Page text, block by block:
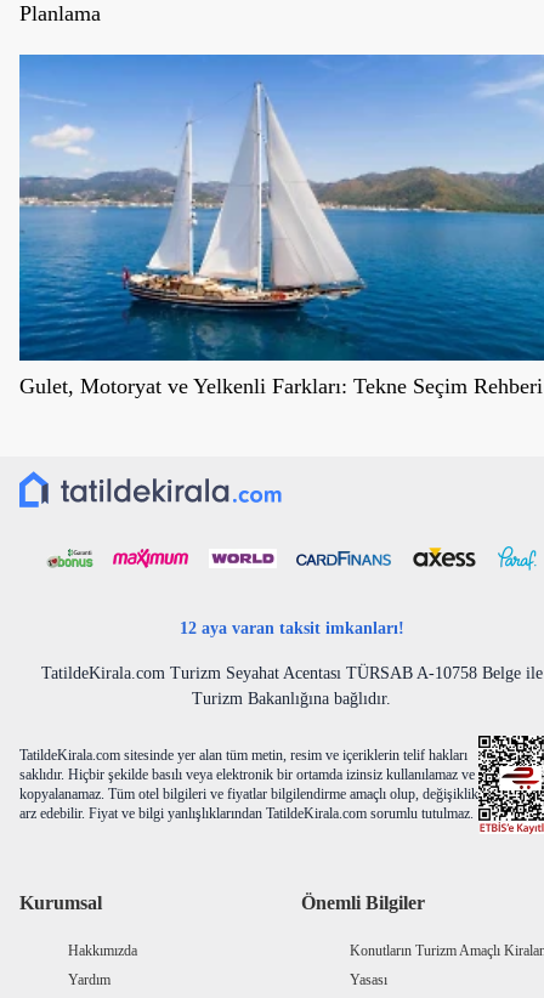
Planlama
Gulet, Motoryat ve Yelkenli Farkları: Tekne Seçim Rehberi
Kurumsal
Hakkımızda
Yardım
Önemli Bilgiler
Konutların Turizm Amaçlı
Yasası
12 aya varan taksit imkanları!
TatildeKirala.com Turizm Seyahat Acentası TÜRSAB A-10758 Belge ile
Turizm Bakanlığına bağlıdır.
TatildeKirala.com sitesinde yer alan tüm metin, resim ve içeriklerin telif hakları
saklıdır. Hiçbir şekilde basılı veya elektronik bir ortamda izinsiz kullanılamaz ve
kopyalanamaz. Tüm otel bilgileri ve fiyatlar bilgilendirme amaçlı olup, değişiklik
arz edebilir. Fiyat ve bilgi yanlışlıklarından TatildeKirala.com sorumlu tutulmaz.